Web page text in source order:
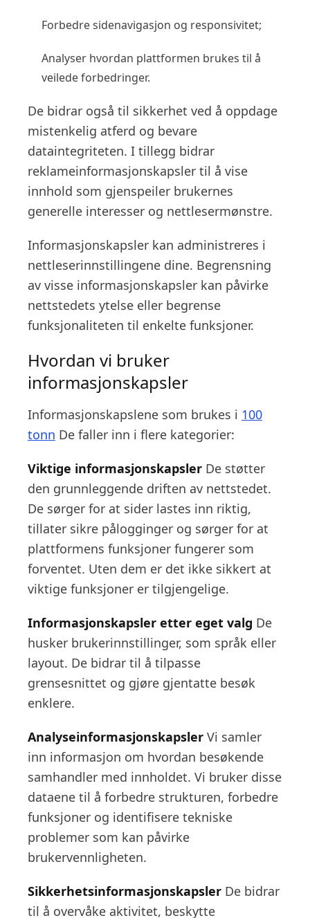
Forbedre sidenavigasjon og responsivitet;
Analyser hvordan plattformen brukes til å
veilede forbedringer.
De bidrar også til sikkerhet ved å oppdage
mistenkelig atferd og bevare
dataintegriteten. I tillegg bidrar
reklameinformasjonskapsler til å vise
innhold som gjenspeiler brukernes
generelle interesser og nettlesermønstre.
Informasjonskapsler kan administreres i
nettleserinnstillingene dine. Begrensning
av visse informasjonskapsler kan påvirke
nettstedets ytelse eller begrense
funksjonaliteten til enkelte funksjoner.
Hvordan vi bruker
informasjonskapsler
Informasjonskapslene som brukes i 100
tonn De faller inn i flere kategorier:
Viktige informasjonskapsler De støtter
den grunnleggende driften av nettstedet.
De sørger for at sider lastes inn riktig,
tillater sikre pålogginger og sørger for at
plattformens funksjoner fungerer som
forventet. Uten dem er det ikke sikkert at
viktige funksjoner er tilgjengelige.
Informasjonskapsler etter eget valg De
husker brukerinnstillinger, som språk eller
layout. De bidrar til å tilpasse
grensesnittet og gjøre gjentatte besøk
enklere.
Analyseinformasjonskapsler Vi samler
inn informasjon om hvordan besøkende
samhandler med innholdet. Vi bruker disse
dataene til å forbedre strukturen, forbedre
funksjoner og identifisere tekniske
problemer som kan påvirke
brukervennligheten.
Sikkerhetsinformasjonskapsler De bidrar
til å overvåke aktivitet, beskytte